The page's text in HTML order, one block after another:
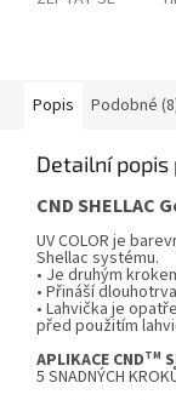
Popis Podobné
Detailní popis
CND SHELLAC
UV COLOR je
Shellac systému.
• Je druhým
• Přináší
• Lahvička je
před použitím
APLIKACE CNDTM
5 SNADNÝCH